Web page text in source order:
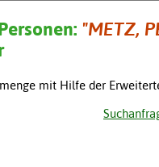
"METZ,
mit Hilfe der